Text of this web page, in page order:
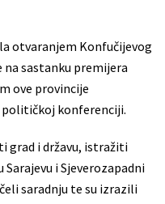
otvaranjem Konfučijevog
sastanku premijera
ove provincije
političkoj konferenciji.
grad i državu, istražiti
i Sjeverozapadni
saradnju te su izrazili